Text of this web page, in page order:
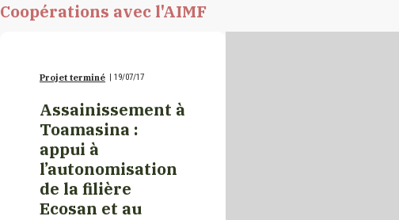
Géorgie
Guinée
Haïti
Coopérations avec l'AIMF
Projet terminé 19/07/17
Assainissement à
Toamasina :
appui à
l’autonomisation
de la filière
Ecosan et au